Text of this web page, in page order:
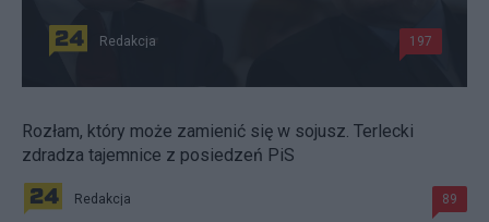
Redakcja 197
Rozłam, który może zamienić się w sojusz. Terlecki
zdradza tajemnice z posiedzeń PiS
Redakcja 89